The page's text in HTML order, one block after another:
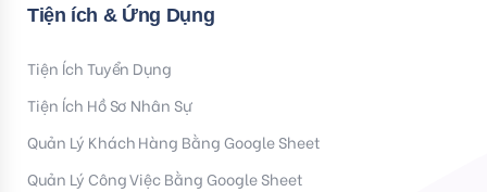
Tiện ích & Ứng Dụng
Tiện Ích Tuyển Dụng
Tiện Ích Hồ Sơ Nhân Sự
Quản Lý Khách Hàng Bằng Google Sheet
Quản Lý Công Việc Bằng Google Sheet